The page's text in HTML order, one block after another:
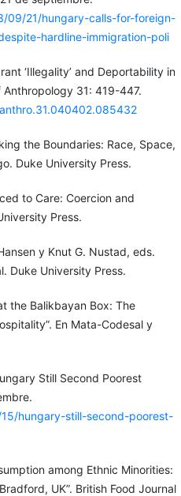
09/21/hungary-calls-for-foreign-
hardline-immigration-poli
‘Illegality’ and Deportability in
Anthropology 31: 419-447.
the Boundaries: Race, Space,
Duke University Press.
to Care: Coercion and
Press.
y Knut G. Nustad, eds.
Duke University Press.
the Balikbayan Box: The
En Mata-Codesal y
Still Second Poorest
hungary-still-second-poorest-
among Ethnic Minorities:
UK”. British Food Journal